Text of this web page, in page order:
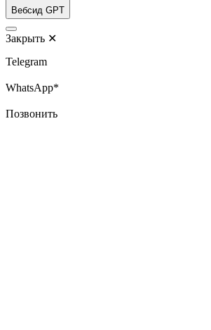
Вебсид GPT
Закрыть ✕
Telegram
WhatsApp*
Позвонить